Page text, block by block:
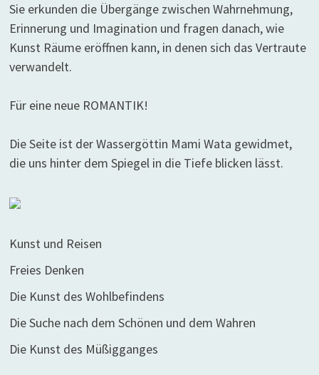
Sie erkunden die Übergänge zwischen Wahrnehmung,
Erinnerung und Imagination und fragen danach, wie
Kunst Räume eröffnen kann, in denen sich das Vertraute
verwandelt.
Für eine neue ROMANTIK!
Die Seite ist der Wassergöttin Mami Wata gewidmet,
die uns hinter dem Spiegel in die Tiefe blicken lässt.
Kunst und Reisen
Freies Denken
Die Kunst des Wohlbefindens
Die Suche nach dem Schönen und dem Wahren
Die Kunst des Müßigganges